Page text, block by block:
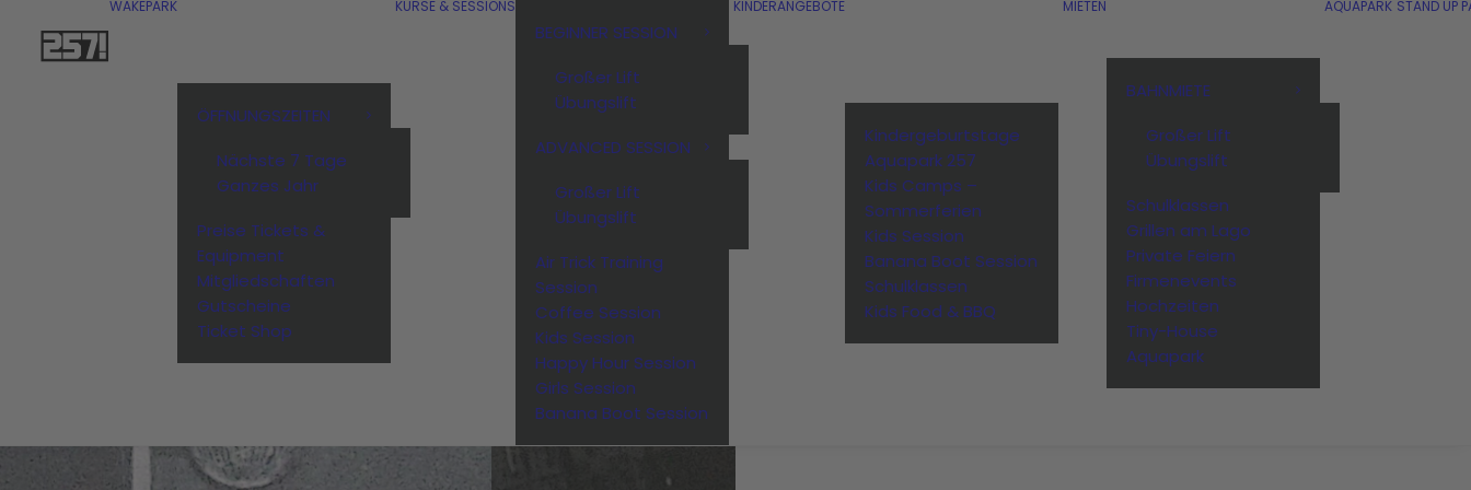
WAKEPARK
ÖFFNUNGSZEITEN
Nächste 7 Tage
Ganzes Jahr
Preise Tickets &
Equipment
Mitgliedschaften
Gutscheine
Ticket Shop
KURSE & SESSIONS
BEGINNER SESSION
Großer Lift
Übungslift
ADVANCED SESSION
Großer Lift
Übungslift
Air Trick Training
Session
Coffee Session
Kids Session
Happy Hour Session
Girls Session
Banana Boot Session
KINDERANGEBOTE
Kindergeburtstage
Aquapark 257
Kids Camps –
Sommerferien
Kids Session
Banana Boot Session
Schulklassen
Kids Food & BBQ
MIETEN
BAHNMIETE
Großer Lift
Übungslift
Schulklassen
Grillen am Lago
Private Feiern
Firmenevents
Hochzeiten
Tiny-House
Aquapark
AQUAPARK STAND UP